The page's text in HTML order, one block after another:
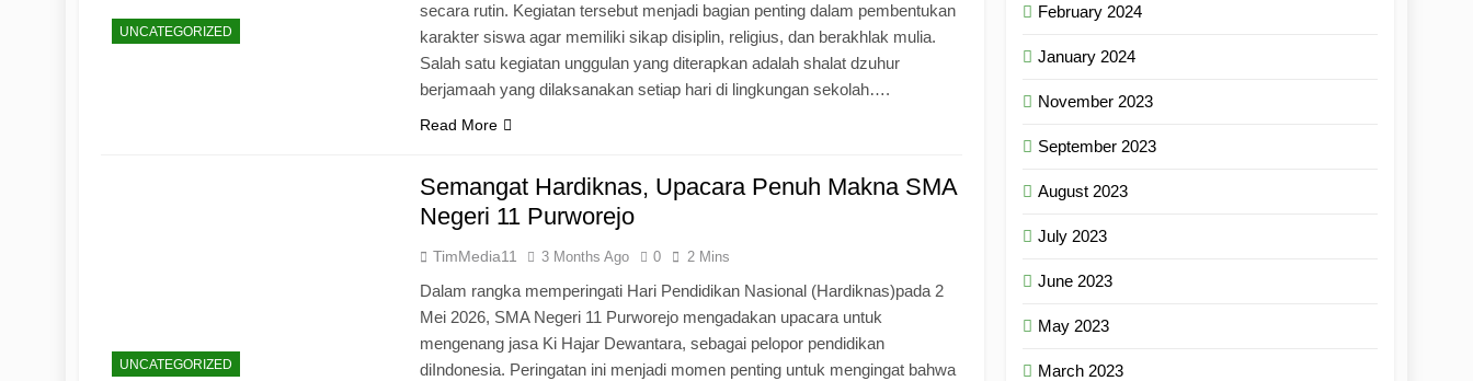
UNCATEGORIZED
secara rutin. Kegiatan tersebut menjadi bagian penting dalam pembentukan
karakter siswa agar memiliki sikap disiplin, religius, dan berakhlak mulia.
Salah satu kegiatan unggulan yang diterapkan adalah shalat dzuhur
berjamaah yang dilaksanakan setiap hari di lingkungan sekolah….
Read More
UNCATEGORIZED
Semangat Hardiknas, Upacara Penuh Makna SMA
Negeri 11 Purworejo
TimMedia11 3 Months Ago 0 2 Mins
Dalam rangka memperingati Hari Pendidikan Nasional (Hardiknas)pada 2
Mei 2026, SMA Negeri 11 Purworejo mengadakan upacara untuk
mengenang jasa Ki Hajar Dewantara, sebagai pelopor pendidikan
diIndonesia. Peringatan ini menjadi momen penting untuk mengingat bahwa
February 2024
January 2024
November 2023
September 2023
August 2023
July 2023
June 2023
May 2023
March 2023